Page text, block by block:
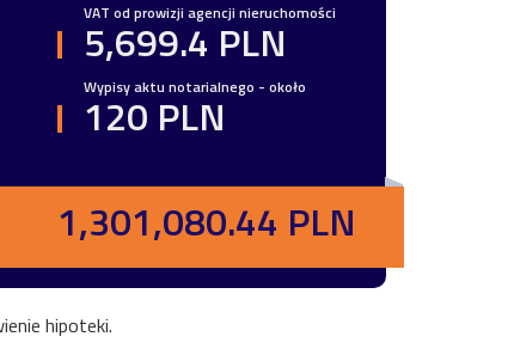
VAT od prowizji agencji nieruchomości
5,699.4 PLN
Wypisy aktu notarialnego - około
120 PLN
1,301,080.44 PLN
hipoteki.